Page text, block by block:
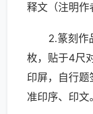
释文（注明作
2.篆刻作品
枚，贴于4尺
印屏，自行
准印序、印文。